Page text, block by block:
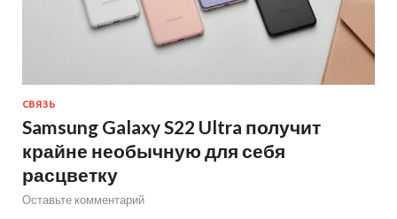
СВЯЗЬ
Samsung Galaxy S22 Ultra получит
крайне необычную для себя
расцветку
Оставьте комментарий